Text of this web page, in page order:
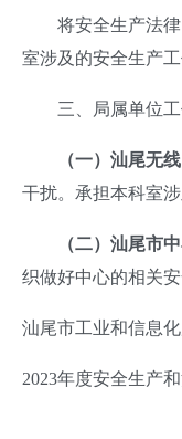
将安全生产法律
室涉及的安全生产工
三、局属单位工
（一） 汕尾无
干扰。承担本科室
（二） 汕尾市
织做好中心的相关安
汕尾市工业和信息
2023年度安全生产